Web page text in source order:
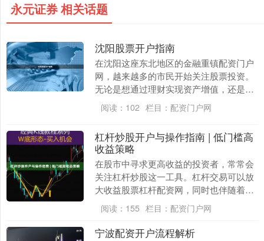
永元证券 相关话题
沈阳股票开户指南
在沈阳这座东北地区的金融重镇配资门户
网，越来越多的市民开始关注股票投资。
无论是想通过理财实现资产增值，还是看
好中国资本市场的发展前景，开立一个股
票账户都是第一步....
阅读： 102 栏目： 配资门户网
杠杆炒股开户与操作指南 | 低门槛高
收益策略
在股市中寻求更高收益的投资者，常常会
关注杠杆炒股这一工具。杠杆交易可以放
大收益股票杠杆配资网，同时也伴随着更
高的风险。本文将为您提供一份全面的杠
杆炒股开户与操作....
阅读： 155 栏目： 配资门户网
宁波配资开户流程解析